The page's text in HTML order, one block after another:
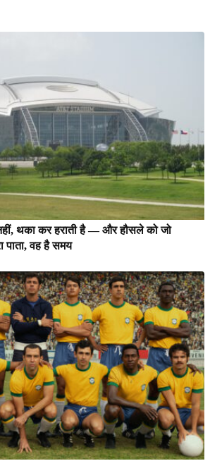
थका कर हराती है — और हौसले को जो
पाता, वह है समय